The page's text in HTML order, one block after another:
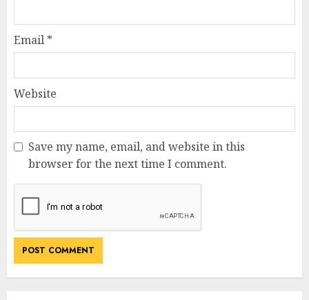
Email *
Website
Save my name, email, and website in this
browser for the next time I comment.